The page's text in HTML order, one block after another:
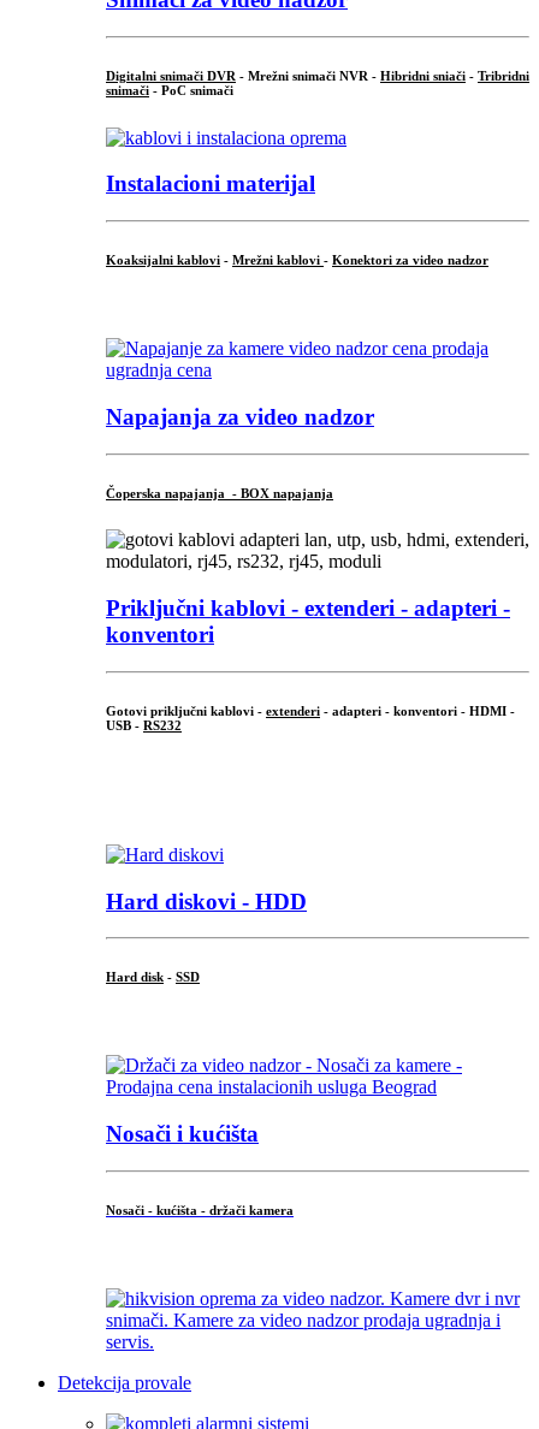
Digitalni snimači DVR - Mrežni snimači NVR - Hibridni sniači - Tribridni
snimači - PoC snimači
Instalacioni materijal
Koaksijalni kablovi - Mrežni kablovi - Konektori za video nadzor
Napajanja za video nadzor
Čoperska napajanja - BOX napajanja
Priključni kablovi - extenderi - adapteri -
konventori
Gotovi priključni kablovi - extenderi - adapteri - konventori - HDMI -
USB - RS232
Hard diskovi - HDD
Hard disk - SSD
Nosači i kućišta
Nosači - kućišta - držači kamera
Detekcija provale